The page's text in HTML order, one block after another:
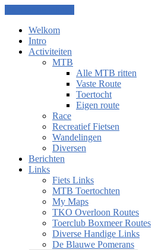
Welkom
Intro
Activiteiten
MTB
Alle MTB ritten
Vaste Route
Toertocht
Eigen route
Race
Recreatief Fietsen
Wandelingen
Diversen
Berichten
Links
Fiets Links
MTB Toertochten
My Maps
TKO Overloon Routes
Toerclub Boxmeer Routes
Diverse Handige Links
De Blauwe Pomerans